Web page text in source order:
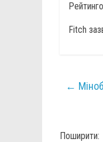
Fitch
←
Поширити: